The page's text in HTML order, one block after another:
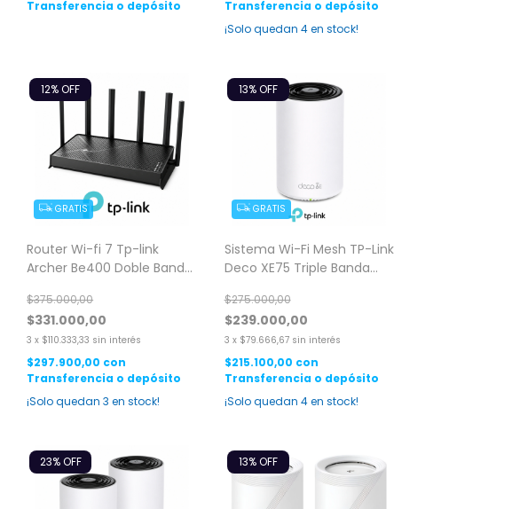
Transferencia o depósito
Transferencia o depósito
¡Solo quedan 4en stock!
GRATIS
Router Wi-fi 7 Tp-link
Archer Be400 Doble Banda
$331.000,00
$375.000,00
12% OFF
3 x $110.333,33 sin interés
$297.900,00 con
Transferencia o depósito
¡Solo quedan3 en stock!
GRATIS
Sistema Wi-Fi Mesh TP-Link
Deco XE75 Triple Banda
Pack
$239.000,00
$275.000,00
13% OFF
3 x $79.666,67 sin interés
$215.100,00 con
Transferencia o depósito
¡Solo quedan 4en stock!
23% OFF 13% OFF